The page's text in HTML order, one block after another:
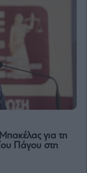
για τη
Πάγου στη